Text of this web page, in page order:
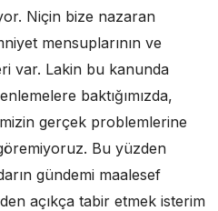
Niçin bize nazaran
mensuplarının ve
var. Lakin bu kanunda
baktığımızda,
gerçek problemlerine
Bu yüzden
gündemi maalesef
açıkça tabir etmek isterim